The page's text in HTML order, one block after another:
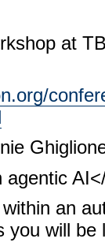
at
agentic
an
you will be